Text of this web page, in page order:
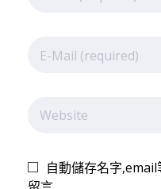
手
初
選
自動儲存名字